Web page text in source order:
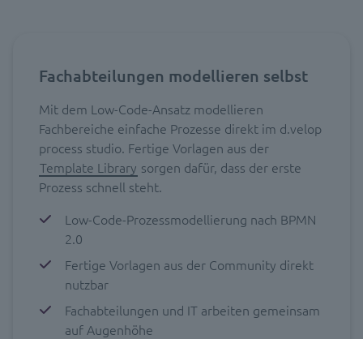
Fachabteilungen modellieren selbst
Mit dem Low-Code-Ansatz modellieren
Fachbereiche einfache Prozesse direkt im d.velop
process studio. Fertige Vorlagen aus der
Template Library sorgen dafür, dass der erste
Prozess schnell steht.
Low-Code-Prozessmodellierung nach BPMN
2.0
Fertige Vorlagen aus der Community direkt
nutzbar
Fachabteilungen und IT arbeiten gemeinsam
auf Augenhöhe